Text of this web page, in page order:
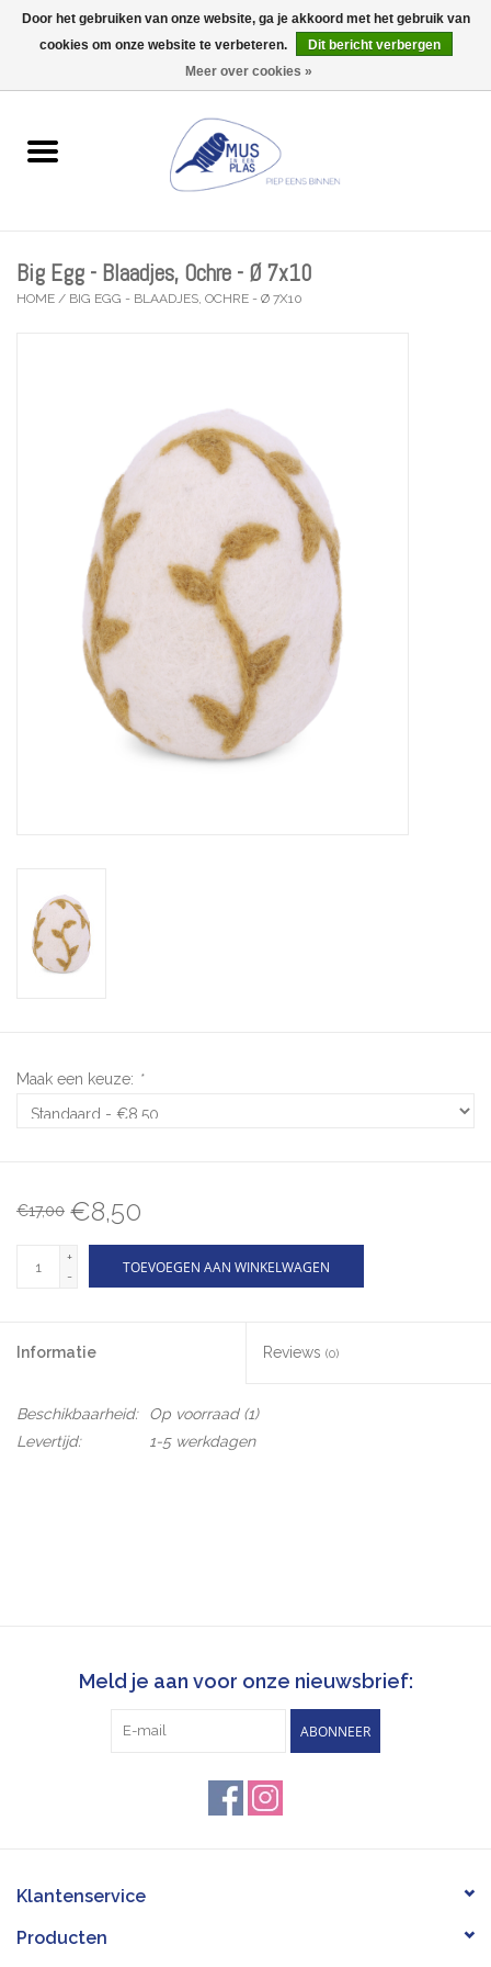
0 Artikelen - €0,00
Wenskaarten
Lifestyle
Cadeaubonnen
Big Egg - Blaadjes, Ochre - Ø 7x10
HOME / BIG EGG - BLAADJES, OCHRE - Ø 7X10
Maak een keuze: *
€17,00 €8,50
+
-
TOEVOEGEN AAN WINKELWAGEN
Informatie Reviews (0)
Beschikbaarheid: Op voorraad(1)
Levertijd:
1-5 werkdagen
Meld je aan voor onze nieuwsbrief:
ABONNEER
Klantenservice
Producten
Door het gebruiken van onze website, ga je akkoord met het gebruik van
cookies om onze website te verbeteren.
Dit bericht verbergen
Meer over cookies »
Wij zijn uitzonderlijk gesloten op Do 13/08